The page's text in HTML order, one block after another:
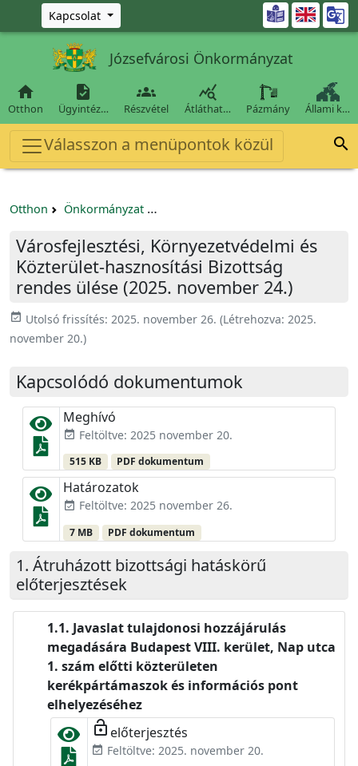
Ugrás a fő tartalomra
Kapcsolat 
Józsefvárosi Önkormányzat

Otthon

Ügyintéz…

Részvétel

Átláthat… Pázmány Állami k…
Válasszon a menüpontok közül 
Otthon Önkormányzat
Városfejlesztési, Környezetvédelmi és
Közterület-hasznosítási Bizottság
rendes ülése (2025. november 24.)
event_available Utolsó frissítés: 2025. november 26. (Létrehozva: 2025.
november 20.)
Kapcsolódó dokumentumok
Meghívó
event_available Feltöltve: 2025 november 20.
515 KB PDF dokumentum
Határozatok
event_available Feltöltve: 2025 november 26.
7 MB PDF dokumentum
Átruházott bizottsági hatáskörű
előterjesztések
Javaslat tulajdonosi hozzájárulás
megadására Budapest VIII. kerület, Nap utca
1. szám előtti közterületen
kerékpártámaszok és információs pont
elhelyezéséhez
lock_open előterjesztés
event_available Feltöltve: 2025. november 20.